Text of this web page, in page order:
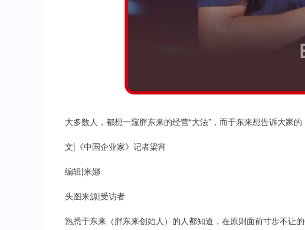
大多数人，都想一窥胖东来的经营“大法”，而于东来想告诉大家的
文|《中国企业家》记者梁宵
编辑|米娜
头图来源|受访者
熟悉于东来（胖东来创始人）的人都知道，在原则面前寸步不让的